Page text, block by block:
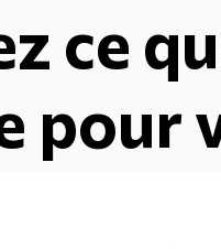
ce
pour